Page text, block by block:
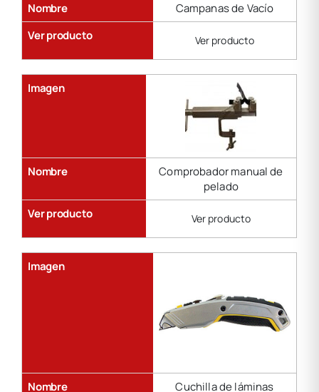
Nombre
Campanas de Vacío
Ver producto
Ver producto
Imagen
Nombre
Comprobador manual de
pelado
Ver producto
Ver producto
Imagen
Nombre Cuchilla de láminas